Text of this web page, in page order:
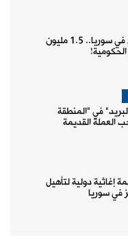
القمح والاكتفاء الذاتي في سوريا.. 1.5 مليون
في "المنطقة
العملة القديمة
إغاثية دولية لتأهيل
في سوريا